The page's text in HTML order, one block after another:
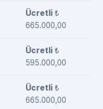
Ücretli ₺
665.000,00
Ücretli ₺
595.000,00
Ücretli ₺
665.000,00